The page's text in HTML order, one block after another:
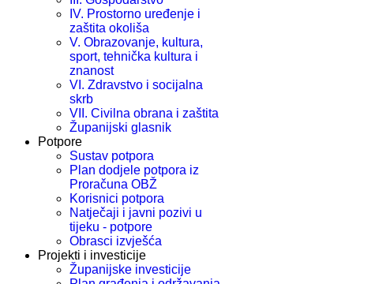
IV. Prostorno uređenje i
zaštita okoliša
V. Obrazovanje, kultura,
sport, tehnička kultura i
znanost
VI. Zdravstvo i socijalna
skrb
VII. Civilna obrana i zaštita
Županijski glasnik
Potpore
Sustav potpora
Plan dodjele potpora iz
Proračuna OBŽ
Korisnici potpora
Natječaji i javni pozivi u
tijeku - potpore
Obrasci izvješća
Projekti i investicije
Županijske investicije